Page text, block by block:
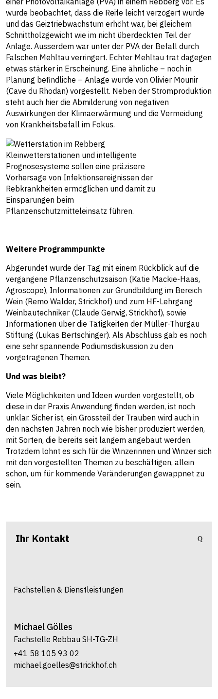
wurde beobachtet, dass die Reife leicht verzögert wurde
und das Geiztriebwachstum erhöht war, bei gleichem
Schnittholzgewicht wie im nicht überdeckten Teil der
Anlage. Ausserdem war unter der PVA der Befall durch
Falschen Mehltau verringert. Echter Mehltau trat dagegen
etwas stärker in Erscheinung. Eine ähnliche – noch in
Planung befindliche – Anlage wurde von Olivier Mounir
(Cave du Rhodan) vorgestellt. Neben der Stromproduktion
steht auch hier die Abmilderung von negativen
Auswirkungen der Klimaerwärmung und die Vermeidung
von Krankheitsbefall im Fokus.
Kleinwetterstationen und intelligente
Prognosesysteme sollen eine präzisere
Vorhersage von Infektionsereignissen der
Rebkrankheiten ermöglichen und damit zu
Einsparungen beim
Pflanzenschutzmitteleinsatz führen.
Weitere Programmpunkte
Abgerundet wurde der Tag mit einem Rückblick auf die
vergangene Pflanzenschutzsaison (Katie Mackie-Haas,
Agroscope), Informationen zur Grundbildung im Bereich
Wein (Remo Walder, Strickhof) und zum HF-Lehrgang
Weinbautechniker (Claude Gerwig, Strickhof), sowie
Informationen über die Tätigkeiten der Müller-Thurgau
Stiftung (Lukas Bertschinger). Als Abschluss gab es noch
eine sehr spannende Podiumsdiskussion zu den
vorgetragenen Themen.
Und was bleibt?
Viele Möglichkeiten und Ideen wurden vorgestellt, ob
diese in der Praxis Anwendung finden werden, ist noch
unklar. Sicher ist, ein Grossteil der Trauben wird auch in
den nächsten Jahren noch wie bisher produziert werden,
mit Sorten, die bereits seit langem angebaut werden.
Trotzdem lohnt es sich für die Winzerinnen und Winzer sich
mit den vorgestellten Themen zu beschäftigen, allein
schon, um für kommende Veränderungen gewappnet zu
sein.
Ihr Kontakt
Fachstellen & Dienstleistungen
Michael Gölles
Fachstelle Rebbau SH-TG-ZH
+41 58 105 93 02
michael.goelles@strickhof.ch